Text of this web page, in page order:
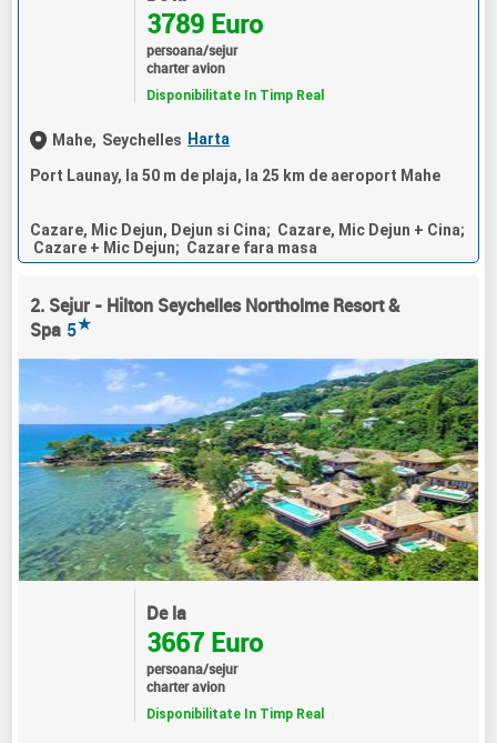
3789 Euro
persoana/sejur
charter avion
Disponibilitate In Timp Real
Mahe, Seychelles Harta
Port Launay, la 50 m de plaja, la 25 km de aeroport Mahe
Cazare, Mic Dejun, Dejun si Cina; Cazare, Mic Dejun + Cina;
Cazare + Mic Dejun; Cazare fara masa
2. Sejur - Hilton Seychelles Northolme Resort &
Spa 5★
De la
3667 Euro
persoana/sejur
charter avion
Disponibilitate In Timp Real